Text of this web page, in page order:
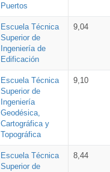
Puertos
Escuela Técnica
Superior de
Ingeniería de
Edificación
9,04
Escuela Técnica
Superior de
Ingeniería
Geodésica,
Cartográfica y
Topográfica
9,10
Escuela Técnica
Superior de
8,44